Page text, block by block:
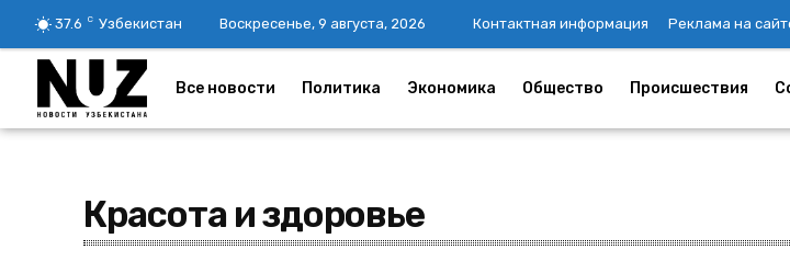
37.6 C Узбекистан Воскресенье, 9 августа, 2026 Контактная информация Реклама на
Все новости Политика Экономика Общество Происшествия
Красота и здоровье